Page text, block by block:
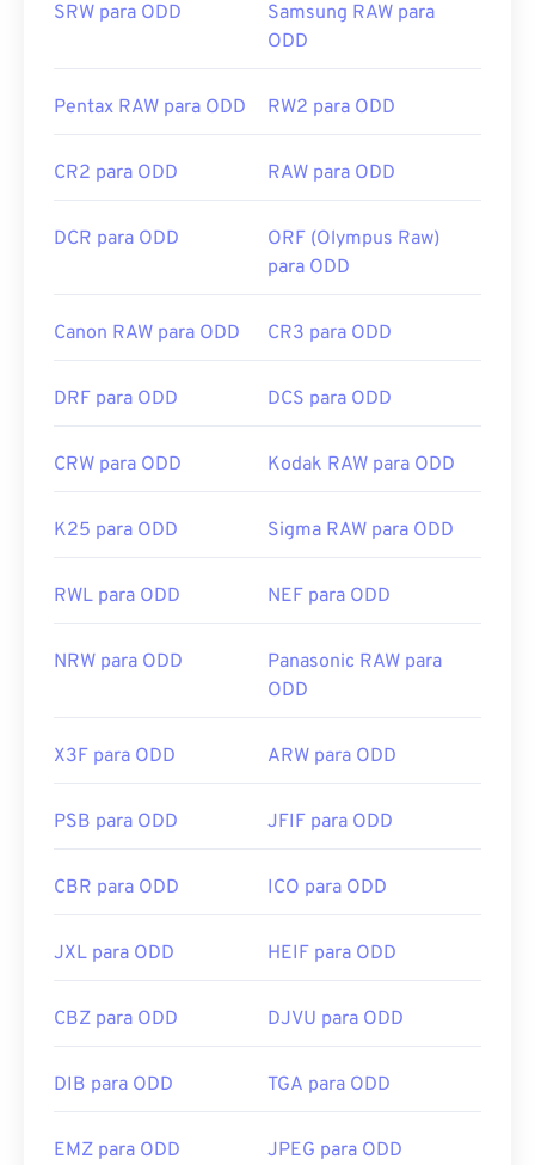
SRW para ODD
Samsung RAW para
ODD
Pentax RAW para ODD RW2 para ODD
CR2 para ODD RAW para ODD
DCR para ODD
ORF (Olympus Raw)
para ODD
Canon RAW para ODD CR3 para ODD
DRF para ODD DCS para ODD
CRW para ODD Kodak RAW para ODD
K25 para ODD Sigma RAW para ODD
RWL para ODD NEF para ODD
NRW para ODD
Panasonic RAW para
ODD
X3F para ODD ARW para ODD
PSB para ODD JFIF para ODD
CBR para ODD ICO para ODD
JXL para ODD HEIF para ODD
CBZ para ODD DJVU para ODD
DIB para ODD TGA para ODD
EMZ para ODD JPEG para ODD